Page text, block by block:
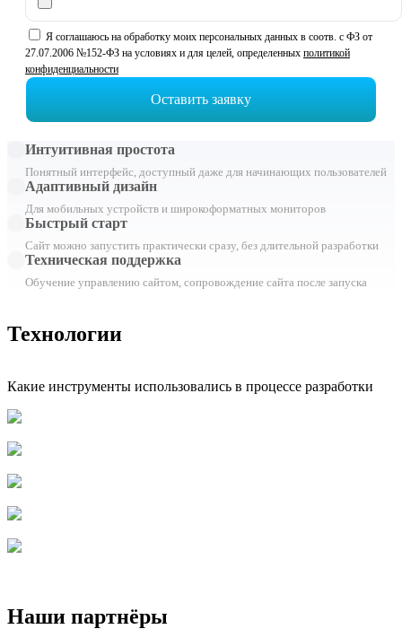
Я соглашаюсь на обработку моих персональных данных в соотв. с ФЗ от
27.07.2006 №152-ФЗ на условиях и для целей, определенных политикой
конфиденциальности
Оставить заявку
Интуитивная простота
Понятный интерфейс, доступный даже для начинающих пользователей
Адаптивный дизайн
Для мобильных устройств и широкоформатных мониторов
Быстрый старт
Сайт можно запустить практически сразу, без длительной разработки
Техническая поддержка
Обучение управлению сайтом, сопровождение сайта после запуска
Технологии
Какие инструменты использовались в процессе разработки
Наши партнёры